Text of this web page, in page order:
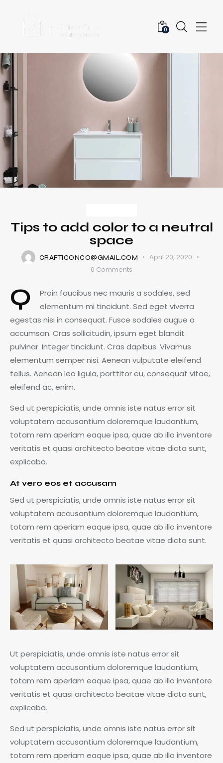
0
Tips to add color to a neutral
space
CRAFTICONCO@GMAIL.COM
April 20, 2020
0 Comments
Q
Proin faucibus nec mauris a sodales, sed
elementum mi tincidunt. Sed eget viverra
egestas nisi in consequat. Fusce sodales augue a
accumsan. Cras sollicitudin, ipsum eget blandit
pulvinar. Integer tincidunt. Cras dapibus. Vivamus
elementum semper nisi. Aenean vulputate eleifend
tellus. Aenean leo ligula, porttitor eu, consequat vitae,
eleifend ac, enim.
Sed ut perspiciatis, unde omnis iste natus error sit
voluptatem accusantium doloremque laudantium,
totam rem aperiam eaque ipsa, quae ab illo inventore
veritatis et quasi architecto beatae vitae dicta sunt,
explicabo.
At vero eos et accusam
Sed ut perspiciatis, unde omnis iste natus error sit
voluptatem accusantium doloremque laudantium,
totam rem aperiam eaque ipsa, quae ab illo inventore
veritatis et quasi architecto beatae vitae dicta sunt.
Ut perspiciatis, unde omnis iste natus error sit
voluptatem accusantium doloremque laudantium,
totam rem aperiam eaque ipsa, quae ab illo inventore
veritatis et quasi architecto beatae vitae dicta sunt,
explicabo.
Sed ut perspiciatis, unde omnis iste natus error sit
voluptatem accusantium doloremque laudantium,
totam rem aperiam eaque ipsa, quae ab illo inventore